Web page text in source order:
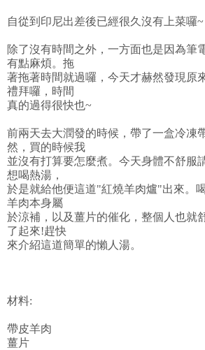
自從到印尼出差後已經很久沒有上菜囉~
除了沒有時間之外，一方面也是因為筆
有點麻煩。拖
著拖著時間就過囉，今天才赫然發現原
禮拜囉，時間
真的過得很快也~
前兩天去大潤發的時候，帶了一盒冷凍
然，買的時候我
並沒有打算要怎麼煮。今天身體不舒服
想喝熱湯，
於是就給他便這道"紅燒羊肉爐"出來。
羊肉本身屬
於涼補，以及薑片的催化，整個人也就
了起來!趕快
來介紹這道簡單的懶人湯。
材料:
帶皮羊肉
薑片